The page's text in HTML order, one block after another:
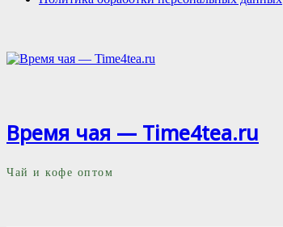
Время чая — Time4tea.ru
Чай и кофе оптом